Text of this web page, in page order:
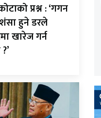
प्रश्न : ‘गगन
हुने डरले
खारेज गर्न